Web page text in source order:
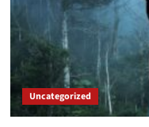
Uncategorized